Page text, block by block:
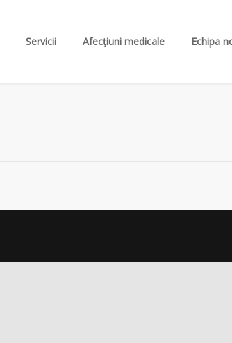
Servicii Afecțiuni medicale Echipa